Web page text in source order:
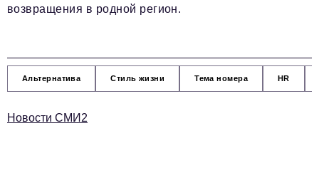
возвращения в родной регион.
Альтернатива Стиль жизни Тема номера HR
Новости СМИ2